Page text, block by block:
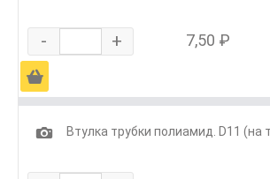
- + 7,50 ₽
Ä
1 Втулка трубки полиамид. D11 (на